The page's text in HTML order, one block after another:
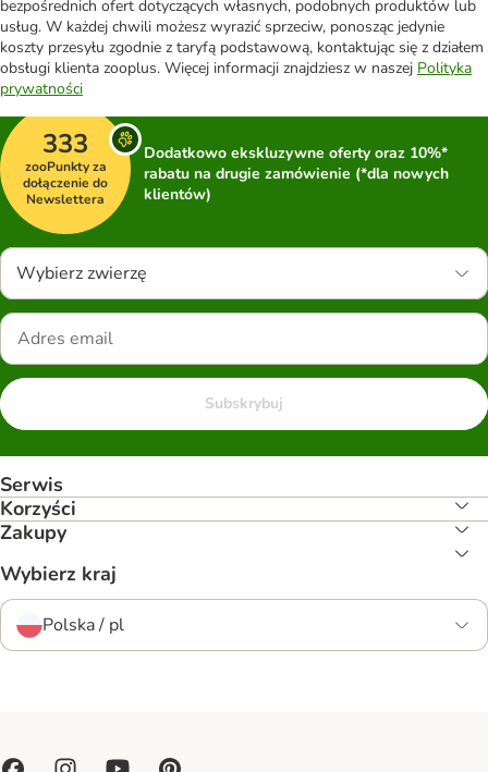
bezpośrednich ofert dotyczących własnych, podobnych produktów lub
usług. W każdej chwili możesz wyrazić sprzeciw, ponosząc jedynie
koszty przesyłu zgodnie z taryfą podstawową, kontaktując się z działem
obsługi klienta zooplus. Więcej informacji znajdziesz w naszej Polityka
prywatności
333
zooPunkty za
dołączenie do
Newslettera
Dodatkowo ekskluzywne oferty oraz 10%*
rabatu na drugie zamówienie (*dla nowych
klientów)
Wybierz zwierzę
Subskrybuj
Serwis
Korzyści
Zakupy
Wybierz kraj
Polska / pl